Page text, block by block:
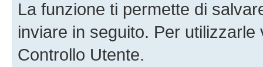
La funzione ti permette di
inviare in seguito. Per utilizzarle
Controllo Utente.